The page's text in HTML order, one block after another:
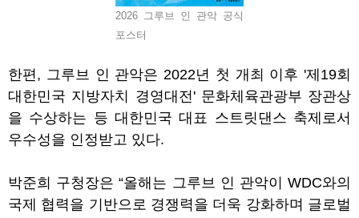
2026 그루브 인 관악 공식
포스터
한편, 그루브 인 관악은 2022년 첫 개최 이후 '제 19회
대한민국 지방자치 경영대전' 문화체육관광부 장관상
을 수상하는 등 대한민국 대표 스트릿댄스 축제로서
우수성을 인정받고 있다.
박준희 구청장은“올해는 그루브 인 관악이WDC와의
국제 협력을 기반으로 경쟁력을 더욱 강화하며 글로벌